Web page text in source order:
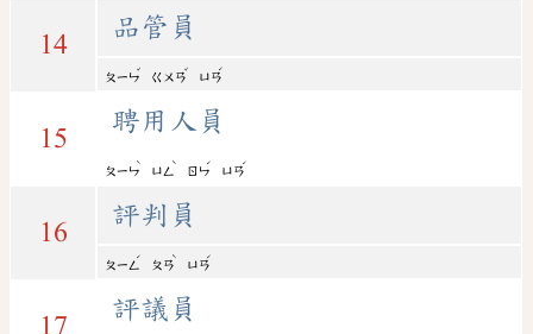
14
品管員
ㄆㄧㄣ
ˇ
ㄍㄨㄢ
ˇ
ㄩㄢ
ˊ
15
聘用人員
ㄆㄧㄣ
ˋ
ㄩㄥ
ˋ
ㄖㄣ
ˊ
ㄩㄢ
ˊ
16
評判員
ㄆㄧㄥ
ˊ
ㄆㄢ
ˋ
ㄩㄢ
ˊ
17
評議員